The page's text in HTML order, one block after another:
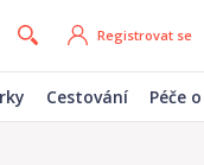
Registrovat se
Cestování Péče